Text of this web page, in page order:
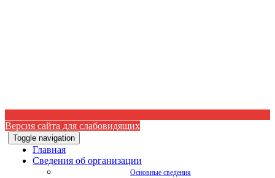
Версия сайта для слабовидящих
Toggle navigation
Главная
Сведения об организации
Основные сведения